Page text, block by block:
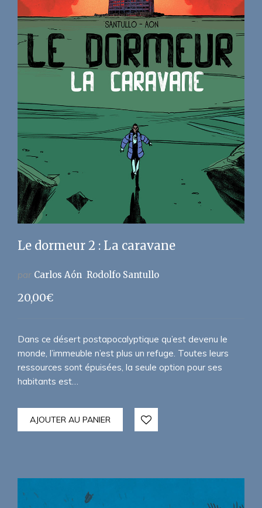
Le dormeur 2 : La caravane
par Carlos Aón Rodolfo Santullo
20,00€
Dans ce désert postapocalyptique qu’est devenu le
monde, l’immeuble n’est plus un refuge. Toutes leurs
ressources sont épuisées, la seule option pour ses
habitants est…
AJOUTER AU PANIER